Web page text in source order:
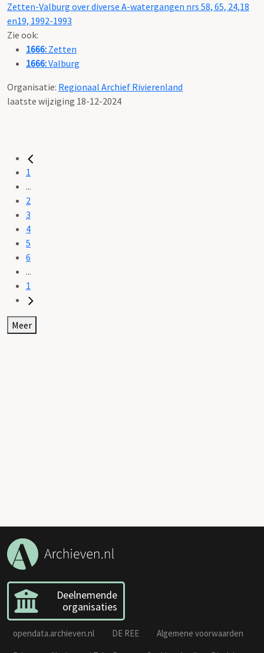
Zetten-Valburg over diverse A-watergangen nrs 58, 65, 24,18
en19, 1992-1993
Zie ook:
1666: Zetten
1666:Valburg
Organisatie: Regionaal Archief Rivierenland
laatste wijziging 18-12-2024
1
...
2
3
4
5
6
...
1
Meer
Deelnemende
organisaties
opendata.archieven.nl DE REE
Algemene voorwaarden